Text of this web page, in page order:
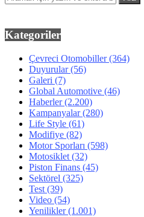
Kategoriler
Çevreci Otomobiller(364)
Duyurular(56)
Galeri (7)
Global Automotive (46)
Haberler(2.200)
Kampanyalar(280)
Life Style (61)
Modifiye (82)
Motor Sporları (598)
Motosiklet (32)
Piston Finans (45)
Sektörel (325)
Test (39)
Video (54)
Yenilikler(1.001)